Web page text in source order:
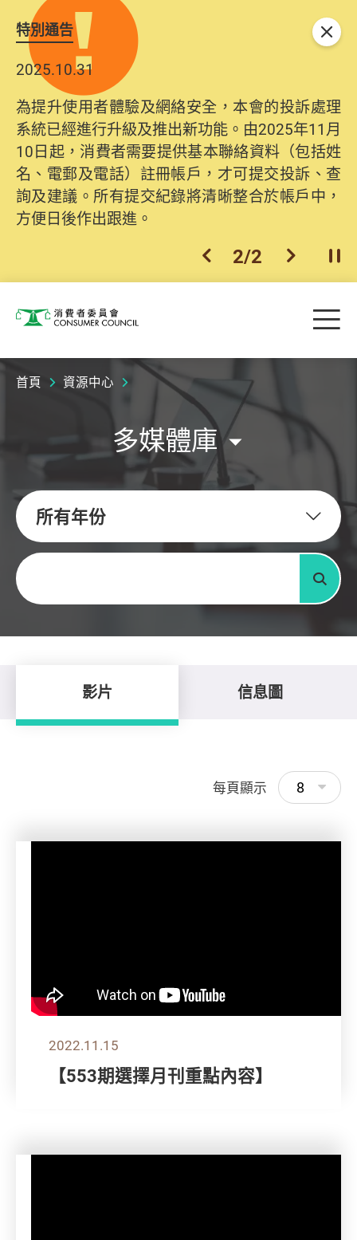
特別通告
2025.10.31
為提升使用者體驗及網絡安全，本會的投訴處理
系統已經進行升級及推出新功能。由2025年11月
10日起，消費者需要提供基本聯絡資料（包括姓
名、電郵及電話）註冊帳戶，才可提交投訴、查
詢及建議。所有提交紀錄將清晰整合於帳戶中，
方便日後作出跟進。
上一個
2/2 下一個開
關閉
消費者委員會 目
首頁 資源中心
多媒體庫
所有年份
關鍵字
搜尋
影片 信息圖
每頁顯示 8
2022.11.15
【553期選擇月刊重點內容】